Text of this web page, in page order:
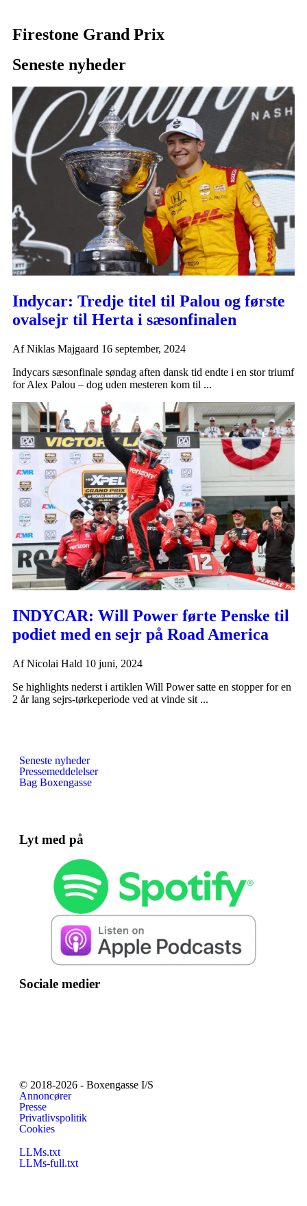
Firestone Grand Prix
Seneste nyheder
Indycar: Tredje titel til Palou og første
ovalsejr til Herta i sæsonfinalen
AfNiklas Majgaard 16 september, 2024
Indycars sæsonfinale søndag aften dansk tid endte i en stor triumf
for Alex Palou – dog uden mesteren kom til ...
INDYCAR: Will Power førte Penske til
podiet med en sejr på Road America
AfNicolai Hald 10 juni, 2024
Se highlights nederst i artiklen Will Power satte en stopper for en
2 år lang sejrs-tørkeperiode ved at vinde sit ...
Seneste nyheder
Pressemeddelelser
Bag Boxengasse
Lyt med på
Sociale medier
© 2018-2026 - Boxengasse I/S
Annoncører
Presse
Privatlivspolitik
Cookies
LLMs.txt
LLMs-full.txt